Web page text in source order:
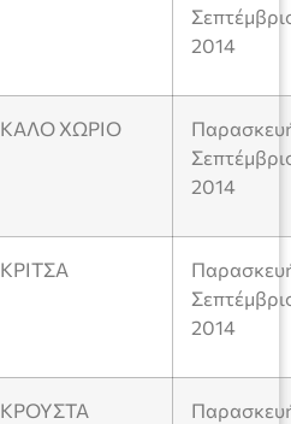
2014
ΚΑΛΟ ΧΩΡΙΟ
2014
ΚΡΙΤΣΑ
2014
ΚΡΟΥΣΤΑ